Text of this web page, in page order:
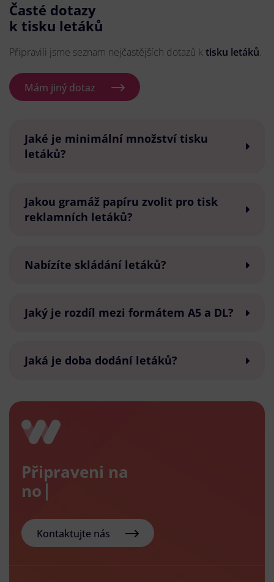
Časté dotazy
k tisku letáků
Připravili jsme seznam nejčastějších dotazů k tisku letáků.
Mám jiný dotaz
Jaké je minimální množství tisku
letáků?
Jakou gramáž papíru zvolit pro tisk
reklamních letáků?
Nabízíte skládání letáků?
Jaký je rozdíl mezi formátem A5 a DL?
Jaká je doba dodání letáků?
Připraveni na
nový e-
Kontaktujte nás